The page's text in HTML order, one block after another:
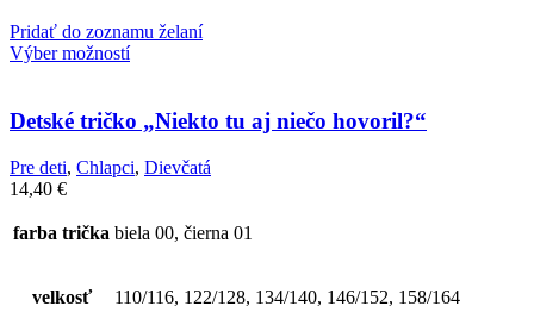
Pridať do zoznamu želaní
Výber možností
Detské tričko „Niekto tu aj niečo hovoril?“
Pre deti, Chlapci, Dievčatá
14,40 €
farba trička biela 00, čierna 01
velkosť 110/116, 122/128, 134/140, 146/152, 158/164